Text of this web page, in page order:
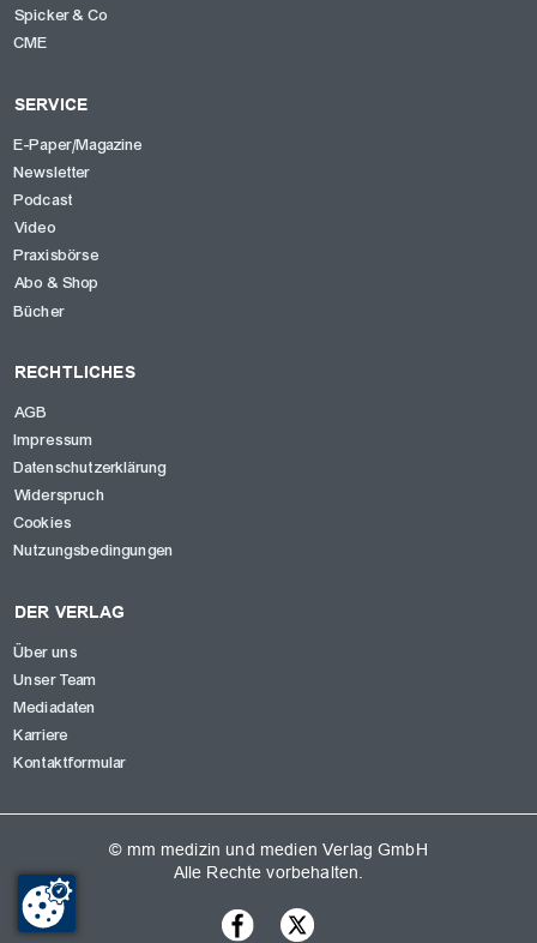
Spicker & Co
CME
SERVICE
E-Paper/Magazine
Newsletter
Podcast
Video
Praxisbörse
Abo & Shop
Bücher
RECHTLICHES
AGB
Impressum
Datenschutzerklärung
Widerspruch
Cookies
Nutzungsbedingungen
DER VERLAG
Über uns
Unser Team
Mediadaten
Karriere
Kontaktformular
© mm medizin und medien Verlag GmbH
Alle Rechte vorbehalten.